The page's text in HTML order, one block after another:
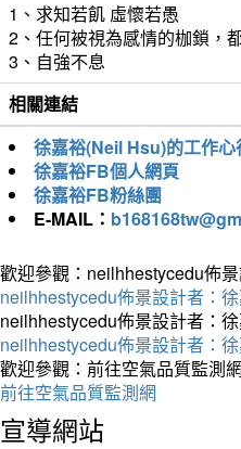
1、求知若飢 虛懷若愚
2、任何被視為感情的枷鎖，
3、自強不息
相關連結
徐嘉裕(Neil Hsu)的工作心
徐嘉裕FB個人網頁
徐嘉裕FB粉絲團
E-MAIL：
歡迎參觀：neilhhestycedu佈
neilhhestycedu佈景設計者：
neilhhestycedu佈景設計者：
neilhhestycedu佈景設計者：
歡迎參觀：前往空氣品質監測網
前往空氣品質監測網
宣導網站